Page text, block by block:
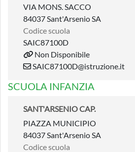
VIA MONS. SACCO
84037 Sant'Arsenio SA
Codice scuola
SAIC87100D
Non Disponibile
SAIC87100D@istruzione.it
SCUOLA INFANZIA
SANT'ARSENIO CAP.
PIAZZA MUNICIPIO
84037 Sant'Arsenio SA
Codice scuola